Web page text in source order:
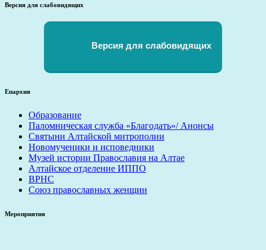
Версия для слабовидящих
Версия для слабовидящих
Епархия
Образование
Паломническая служба «Благодать»/ Анонсы
Святыни Алтайской митрополии
Новомученики и исповедники
Музей истории Православия на Алтае
Алтайское отделение ИППО
ВРНС
Союз православных женщин
Мероприятия